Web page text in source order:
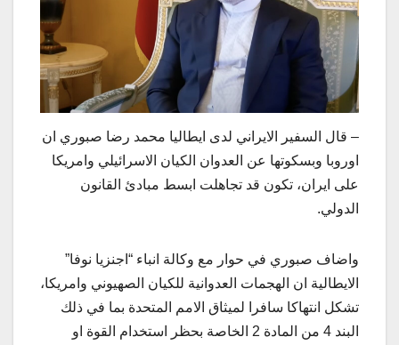
– قال السفير الايراني لدى ايطاليا محمد رضا صبوري ان
اوروبا وبسكوتها عن العدوان الكيان الاسرائيلي وامريكا
على ايران، تكون قد تجاهلت ابسط مبادئ القانون
الدولي.
واضاف صبوري في حوار مع وكالة انباء “اجنزيا نوفا”
الايطالية ان الهجمات العدوانية للكيان الصهيوني وامريكا،
تشكل انتهاكا سافرا لميثاق الامم المتحدة بما في ذلك
البند 4 من المادة 2 الخاصة بحظر استخدام القوة او